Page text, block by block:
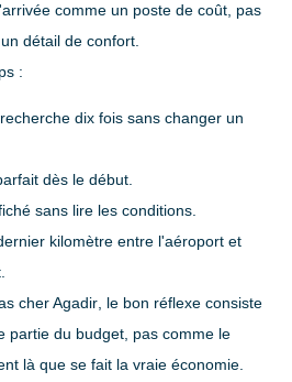
comme un poste de coût, pas
détail de confort.
:
dix fois sans changer un
dès le début.
sans lire les conditions.
kilomètre entre l'aéroport et
cher Agadir, le bon réflexe consiste
partie du budget, pas comme le
là que se fait la vraie économie.